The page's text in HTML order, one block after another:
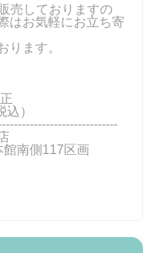
売しておりますの
はお気軽にお立ち寄
ります。
）
南側117区画